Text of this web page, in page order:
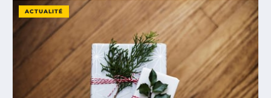
ACTUALITÉ